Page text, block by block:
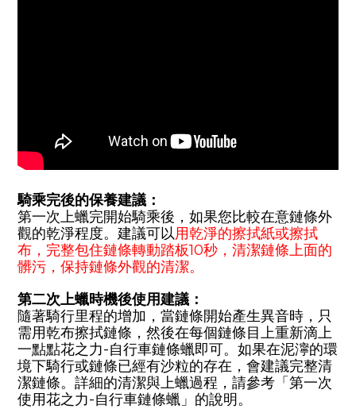
騎乘完後的保養建議：
第一次上蠟完開始騎乘後，如果您比較在意鏈條外
觀的乾淨程度。建議可以用乾淨的擦拭紙或擦拭
布，完整包住鏈條轉動踏板10秒，清潔鏈條上面的
髒污，保持鏈條外觀的清潔。
第二次上蠟時機後使用建議：
隨著騎行里程的增加，當鏈條開始產生異音時，只
需用乾布擦拭鏈條，然後在每個鏈條目上重新滴上
一點點花之力-自行車鏈條蠟即可。如果在泥濘的環
境下騎行或鏈條已經有沙粒的存在，會建議完整清
潔鏈條。詳細的清潔與上蠟過程，請參考「 第一次
使用花之力-自行車鏈條蠟」的說明。